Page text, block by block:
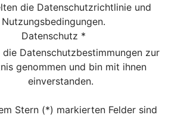
die Datenschutzrichtlinieund
Nutzungsbedingungen.
Datenschutz *
die Datenschutzbestimmungen zur
genommen und bin mit ihnen
einverstanden.
Stern (*) markierten Felder sind